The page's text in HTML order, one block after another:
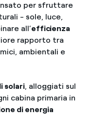
per sfruttare
- sole, luce,
all’efficienza
rapporto tra
ambientali e
solari, alloggiati sul
cabina primaria in
di energia